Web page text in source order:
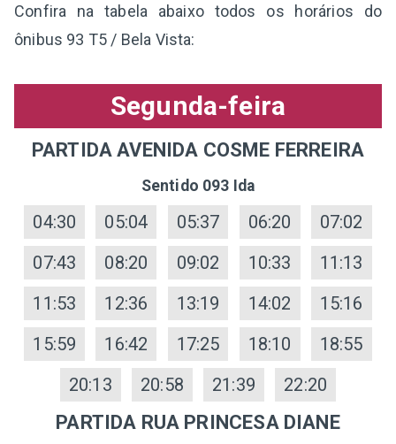
Confira na tabela abaixo todos os horários do
ônibus 93 T5 / Bela Vista:
Segunda-feira
PARTIDA AVENIDA COSME FERREIRA
Sentido 093 Ida
04:30 05:04 05:37 06:20
07:02
07:43
08:20 09:02 10:33
11:13
11:53
12:36 13:19 14:02
15:16
15:59
16:42 17:25 18:10
18:55
20:13
20:58 21:39 22:20
PARTIDA RUA PRINCESA DIANE